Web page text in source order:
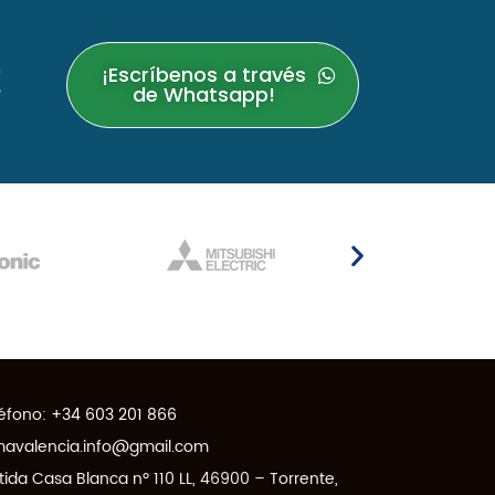
¡Escríbenos a través
de Whatsapp!
+34 603 201 866
Casa Blanca nº 110 LL, 46900 – Torrente,